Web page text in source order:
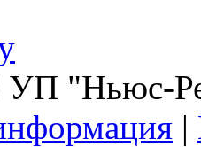
УП "Ньюс-
|